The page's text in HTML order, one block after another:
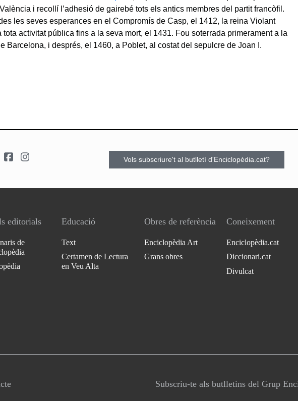
i recollí l’adhesió de gairebé tots els antics membres del partit francòfil.
les seves esperances en el Compromís de Casp, el 1412, la reina Violant
tota activitat pública fins a la seva mort, el 1431. Fou soterrada primerament a la
Barcelona, i després, el 1460, a Poblet, al costat del sepulcre de Joan I.
Vols subscriure't al butlletí d'Enciclopèdia.cat?
editorials
de
Educació
Text
Certamen de Lectura
en Veu Alta
Obres de referència
Enciclopèdia Art
Grans obres
Coneixement
Enciclopèdia.cat
Diccionari.cat
Divulcat
Subscriu-te als butlletins del Grup